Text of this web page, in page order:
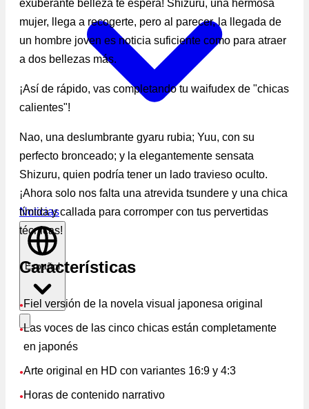
Noticias
Español
exuberante belleza te espera! Shizuru, una hermosa
mujer, llega a recogerte, pero al parecer, la llegada de
un hombre joven es noticia suficiente como para atraer
a dos bellezas más.
¡Así de rápido, vas completando tu waifudex de "chicas
calientes"!
Nao, una deslumbrante gyaru rubia; Yuu, con su
perfecto bronceado; y la elegantemente sensata
Shizuru, quien podría tener un lado travieso oculto.
¡Ahora solo nos falta una atrevida tsundere y una chica
tímida y callada para corromper con tus pervertidas
técnicas!
Características
● Fiel versión de la novela visual japonesa original
●Las voces de las cinco chicas están completamente
en japonés
●Arte original en HD con variantes 16:9 y 4:3
● Horas de contenido narrativo